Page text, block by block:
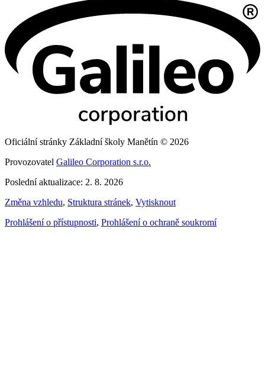
Oficiální stránky Základní školy Manětín © 2026
Provozovatel Galileo Corporation s.r.o.
Poslední aktualizace: 2. 8. 2026
Změna vzhledu, Struktura stránek, Vytisknout
Prohlášení o přístupnosti, Prohlášení o ochraně soukromí